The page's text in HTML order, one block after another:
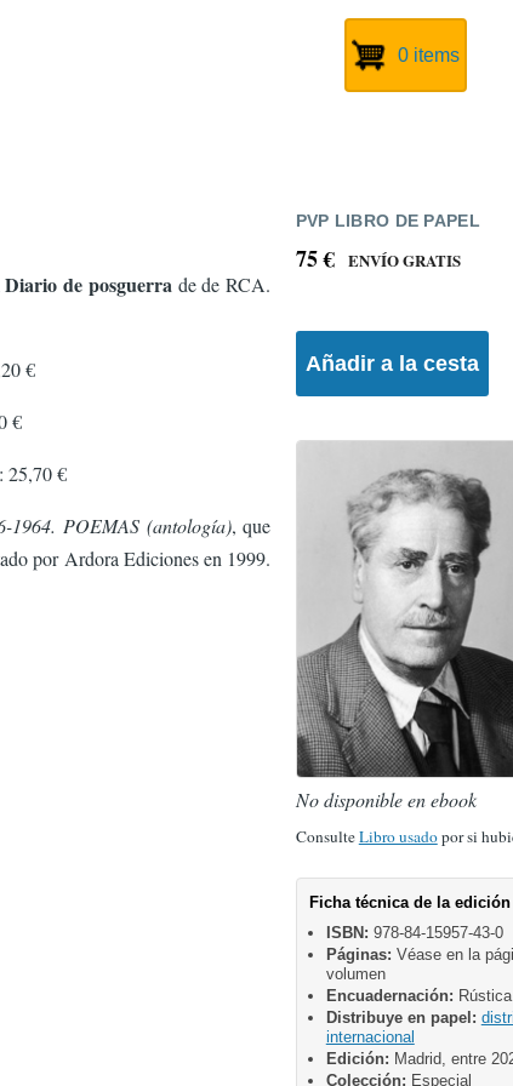
0 items
PVP LIBRO DE PAPEL
75 € ENVÍO GRATIS
No disponible en ebook
ConsulteLibro usadopor si
Ficha técnica de la
ISBN: 978-84-15957-43-0
Páginas: Véase en la
volumen
Encuadernación:
Distribuye en papel:
internacional
Edición: Madrid, entre
Colección: Especial
Diario de posguerra de de RCA.
€
€
25,70 €
POEMAS (antología), que
por Ardora Ediciones en 1999.